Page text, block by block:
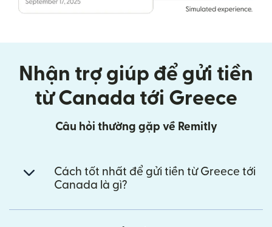
Nhận trợ giúp để gửi tiền
từ Canada tới Greece
Câu hỏi thường gặp về Remitly
Cách tốt nhất để gửi tiền từ Greece tới
Canada là gì?